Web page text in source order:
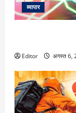
व्यापार
Editor अगस्त 6,